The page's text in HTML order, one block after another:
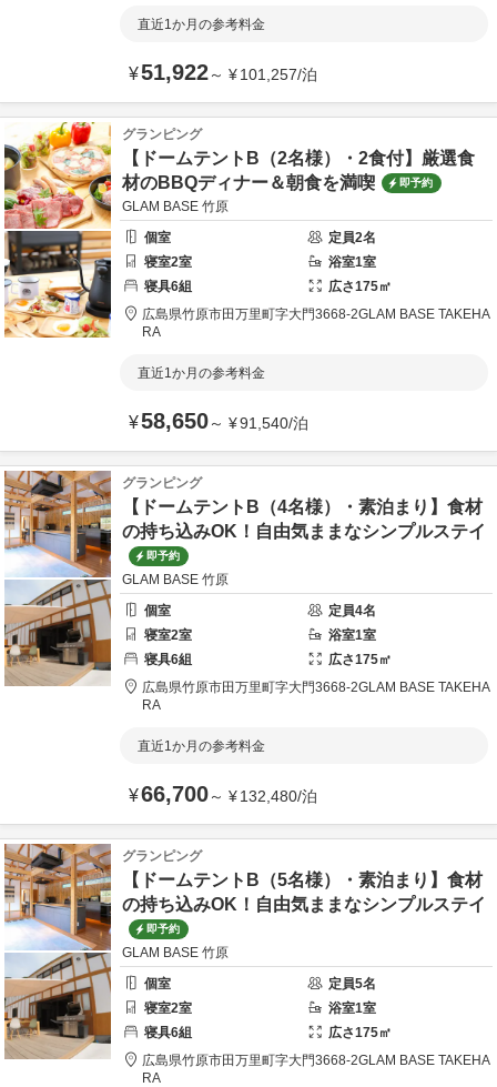
直近1か月の参考料金
¥51,922～ ¥101,257/泊
グランピング
【ドームテントB（2名様）・2食付】厳選食
材のBBQディナー＆朝食を満喫
即予約
GLAM BASE 竹原
個室
定員2名
寝室2室 浴室1室
寝具6組 広さ175㎡
広島県竹原市田万里町字大門3668-2GLAM BASE TAKEHA
RA
直近1か月の参考料金
¥58,650～ ¥91,540/泊
グランピング
【ドームテントB（4名様）・素泊まり】食材
の持ち込みOK！自由気ままなシンプルステイ
即予約
GLAM BASE 竹原
個室
定員4名
寝室2室 浴室1室
寝具6組 広さ175㎡
広島県竹原市田万里町字大門3668-2GLAM BASE TAKEHA
RA
直近1か月の参考料金
¥66,700～ ¥132,480/泊
グランピング
【ドームテントB（5名様）・素泊まり】食材
の持ち込みOK！自由気ままなシンプルステイ
即予約
GLAM BASE 竹原
個室
定員5名
寝室2室 浴室1室
寝具6組 広さ175㎡
広島県竹原市田万里町字大門3668-2GLAM BASE TAKEHA
RA